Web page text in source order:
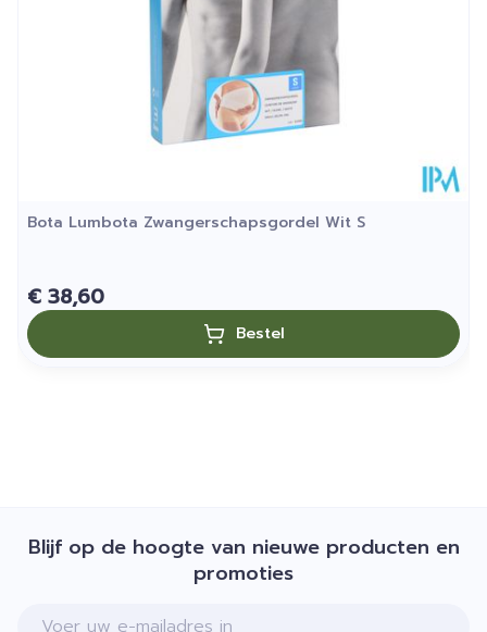
Bota Lumbota Zwangerschapsgordel Wit S
€ 38,60
Bestel
Blijf op de hoogte van nieuwe producten en
promoties
E-mail adres